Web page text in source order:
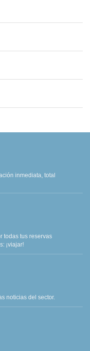
inmediata, total
todas tus reservas
¡viajar!
noticias del sector.